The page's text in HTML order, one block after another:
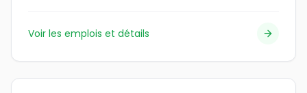
Voir les emplois et détails